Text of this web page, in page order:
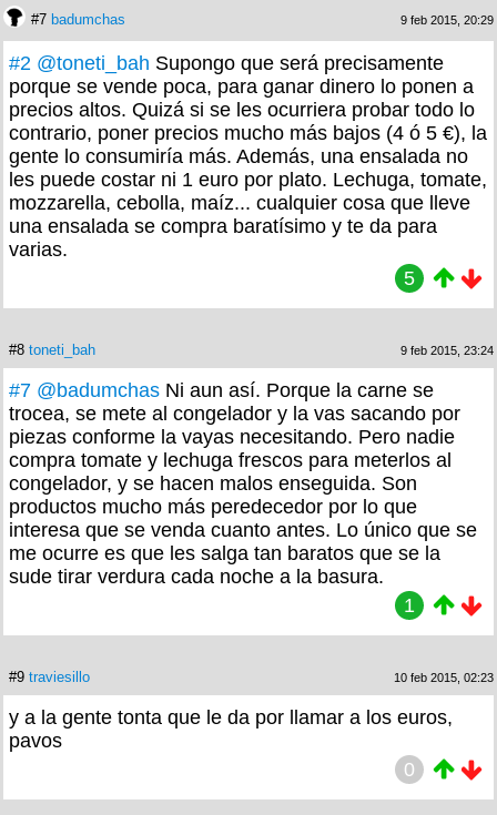
#7 badumchas 9 feb 2015, 20:29
#2 @toneti_bah Supongo que será precisamente
porque se vende poca, para ganar dinero lo ponen a
precios altos. Quizá si se les ocurriera probar todo lo
contrario, poner precios mucho más bajos (4 ó 5 €), la
gente lo consumiría más. Además, una ensalada no
les puede costar ni 1 euro por plato. Lechuga, tomate,
mozzarella, cebolla, maíz... cualquier cosa que lleve
una ensalada se compra baratísimo y te da para
varias.
5
#8 toneti_bah 9 feb 2015, 23:24
#7 @badumchas Ni aun así. Porque la carne se
trocea, se mete al congelador y la vas sacando por
piezas conforme la vayas necesitando. Pero nadie
compra tomate y lechuga frescos para meterlos al
congelador, y se hacen malos enseguida. Son
productos mucho más peredecedor por lo que
interesa que se venda cuanto antes. Lo único que se
me ocurre es que les salga tan baratos que se la
sude tirar verdura cada noche a la basura.
1
#9 traviesillo 10 feb 2015, 02:23
y a la gente tonta que le da por llamar a los euros,
pavos
0